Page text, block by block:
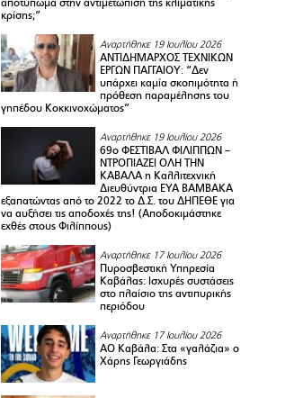
αποτύπωμα στην αντιμετώπιση της κλιματικής
κρίσης;”
Αναρτήθηκε 19 Ιουλίου 2026
ΑΝΤΙΔΗΜΑΡΧΟΣ ΤΕΧΝΙΚΩΝ
ΕΡΓΩΝ ΠΑΓΓΑΙΟΥ: “Δεν
υπάρχει καμία σκοπιμότητα ή
πρόθεση παραμέλησης του
γηπέδου Κοκκινοχώματος”
Αναρτήθηκε 19 Ιουλίου 2026
69ο ΦΕΣΤΙΒΑΛ ΦΙΛΙΠΠΩΝ –
ΝΤΡΟΠΙΑΖΕΙ ΟΛΗ ΤΗΝ
ΚΑΒΑΛΑ η Καλλιτεχνική
Διευθύντρια ΕΥΑ ΒΑΜΒΑΚΑ
εξαπατώντας από το 2022 το Δ.Σ. του ΔΗΠΕΘΕ για
να αυξήσει τις αποδοχές της! (Αποδοκιμάστηκε
εχθές στους Φιλίππους)
Αναρτήθηκε 17 Ιουλίου 2026
Πυροσβεστική Υπηρεσία
Καβάλας: Ισχυρές συστάσεις
στο πλαίσιο της αντιπυρικής
περιόδου
Αναρτήθηκε 17 Ιουλίου 2026
ΑΟ Καβάλα: Στα «γαλάζια» ο
Χάρης Γεωργιάδης